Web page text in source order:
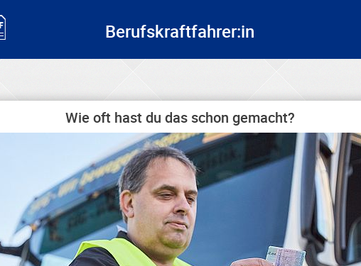
Berufskraftfahrer:in
Wie oft hast du das schon gemacht?